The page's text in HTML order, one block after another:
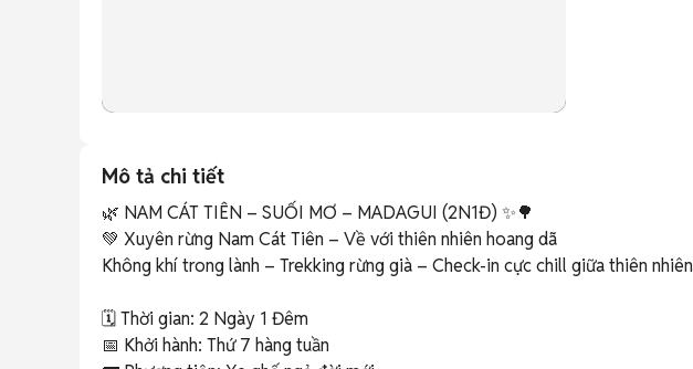
Mô tả chi tiết
🌿 NAM CÁT TIÊN – SUỐI MƠ – MADAGUI (2N1Đ) ✨🌳
💚 Xuyên rừng Nam Cát Tiên – Về với thiên nhiên hoang dã
Không khí trong lành – Trekking rừng già – Check-in cực chill giữa thiên nhiên
🗓 Thời gian: 2 Ngày 1 Đêm
📅 Khởi hành: Thứ 7 hàng tuần